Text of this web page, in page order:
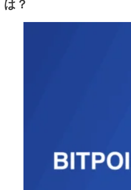
は？